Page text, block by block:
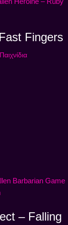
Fingers
Παιχνίδια
– Falling